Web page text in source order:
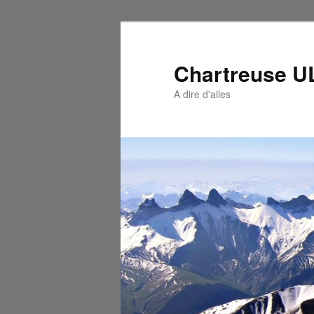
Chartreuse
A dire d'ailes